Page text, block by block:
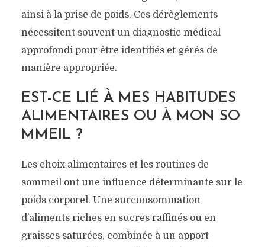
ainsi à la prise de poids. Ces dérèglements
nécessitent souvent un diagnostic médical
approfondi pour être identifiés et gérés de
manière appropriée.
EST-CE LIÉ À MES HABITUDES
ALIMENTAIRES OU À MON SO
MMEIL ?
Les choix alimentaires et les routines de
sommeil ont une influence déterminante sur le
poids corporel. Une surconsommation
d’aliments riches en sucres raffinés ou en
graisses saturées, combinée à un apport